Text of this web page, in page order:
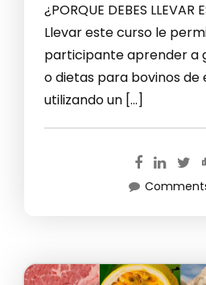
¿PORQUE DEBES LLEVAR
Llevar este curso le
participante aprender a
o dietas para bovinos de
utilizando un […]